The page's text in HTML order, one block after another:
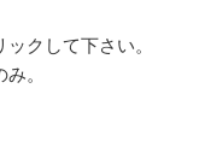
ックして下さい。
。